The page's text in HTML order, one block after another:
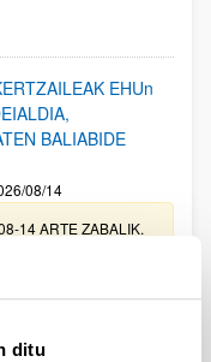
ditu
EHUn
BALIABIDE
08/14
14 ARTE ZABALIK.
Bibliografikoak